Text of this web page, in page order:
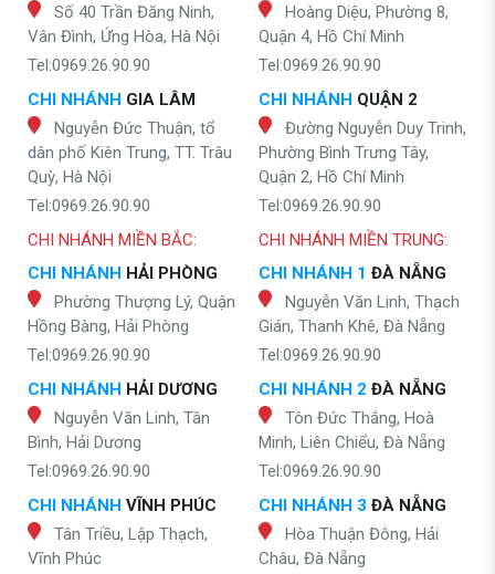
Số 40 Trần Đăng Ninh,
Vân Đình, Ứng Hòa, Hà Nội
Tel:0969.26.90.90
CHI NHÁNH GIA LÂM
Nguyễn Đức Thuận, tổ
dân phố Kiên Trung, TT. Trâu
Quỳ, Hà Nội
Tel:0969.26.90.90
Hoàng Diệu, Phường 8,
Quận 4, Hồ Chí Minh
Tel:0969.26.90.90
CHI NHÁNH QUẬN 2
Đường Nguyễn Duy Trinh,
Phường Bình Trưng Tây,
Quận 2, Hồ Chí Minh
Tel:0969.26.90.90
CHI NHÁNH MIỀN BẮC:
CHI NHÁNH HẢI PHÒNG
Phường Thượng Lý, Quận
Hồng Bàng, Hải Phòng
Tel:0969.26.90.90
CHI NHÁNH HẢI DƯƠNG
Nguyễn Văn Linh, Tân
Bình, Hải Dương
Tel:0969.26.90.90
CHI NHÁNH VĨNH PHÚC
Tân Triều, Lập Thạch,
Vĩnh Phúc
CHI NHÁNH MIỀN TRUNG:
CHI NHÁNH 1 ĐÀ NẴNG
Nguyễn Văn Linh, Thạch
Gián, Thanh Khê, Đà Nẵng
Tel:0969.26.90.90
CHI NHÁNH 2 ĐÀ NẴNG
Tôn Đức Thắng, Hoà
Minh, Liên Chiểu, Đà Nẵng
Tel:0969.26.90.90
CHI NHÁNH 3 ĐÀ NẴNG
Hòa Thuận Đông, Hải
Châu, Đà Nẵng